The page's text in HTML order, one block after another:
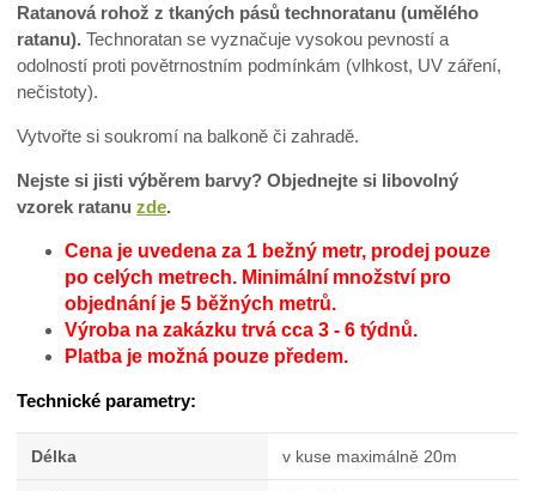
Ratanová rohož z tkaných pásů technoratanu (umělého
ratanu). Technoratan se vyznačuje vysokou pevností a
odolností proti povětrnostním podmínkám (vlhkost, UV záření,
nečistoty).
Vytvořte si soukromí na balkoně či zahradě.
Nejste si jisti výběrem barvy? Objednejte si libovolný
vzorek ratanuzde.
Cena je uvedena za 1 bežný metr, prodej pouze
po celých metrech. Minimální množství pro
objednání je 5 běžných metrů.
Výroba na zakázku trvá cca 3 - 6 týdnů.
Platba je možná pouze předem.
Technické parametry:
Délka v kuse maximálně 20m